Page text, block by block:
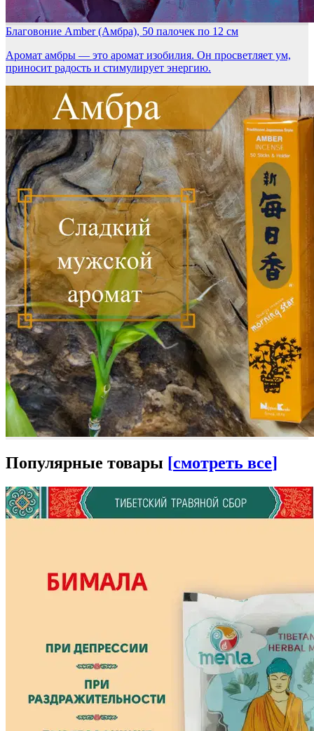
Благовоние Amber (Амбра), 50 палочек по 12 см
Аромат амбры — это аромат изобилия. Он просветляет ум,
приносит радость и стимулирует энергию.
Популярные товары [смотреть все]